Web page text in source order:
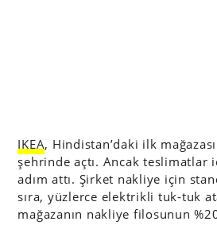
IKEA, Hindistan’daki ilk
şehrinde açtı. Ancak teslimatlar
adım attı. Şirket nakliye için
sıra, yüzlerce elektrikli tuk-tuk
mağazanın nakliye filosunun